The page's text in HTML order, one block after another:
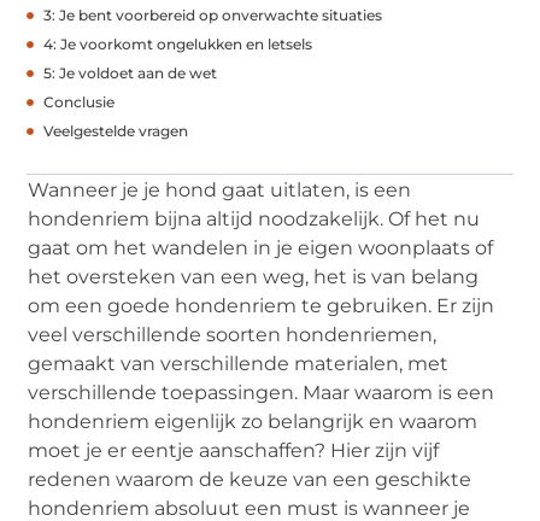
3: Je bent voorbereid op onverwachte situaties
4: Je voorkomt ongelukken en letsels
5: Je voldoet aan de wet
Conclusie
Veelgestelde vragen
Wanneer je je hond gaat uitlaten, is een
hondenriem bijna altijd noodzakelijk. Of het nu
gaat om het wandelen in je eigen woonplaats of
het oversteken van een weg, het is van belang
om een goede hondenriem te gebruiken. Er zijn
veel verschillende soorten hondenriemen,
gemaakt van verschillende materialen, met
verschillende toepassingen. Maar waarom is een
hondenriem eigenlijk zo belangrijk en waarom
moet je er eentje aanschaffen? Hier zijn vijf
redenen waarom de keuze van een geschikte
hondenriem absoluut een must is wanneer je